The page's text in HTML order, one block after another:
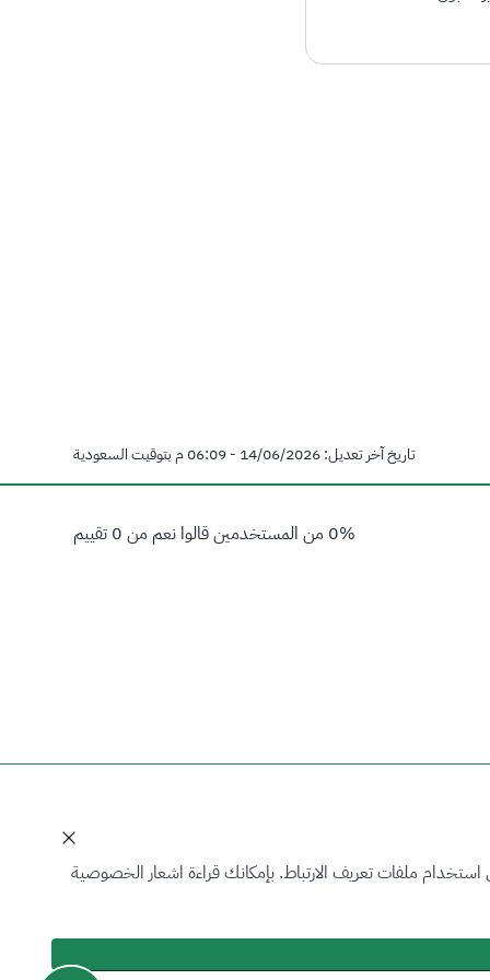
تاريخ آخر تعديل:14/06/2026 - 06:09 م بتوقيت السعودية
0% من المستخدمين قالوا نعم من 0 تقييم
ملفات تعريف الارتباط. بإمكانك قراءة اشعار الخصوصية